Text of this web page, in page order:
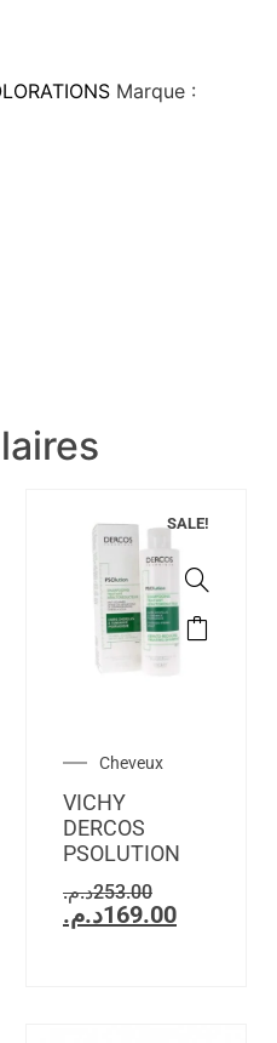
Marque :
SALE!
Cheveux
VICHY
DERCOS
PSOLUTION
253.00د.م.
169.00د.م.